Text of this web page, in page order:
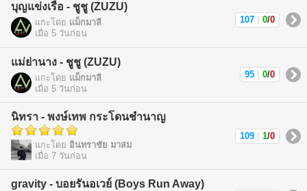
บุญแข่งเรือ - ชูชู (ZUZU)
แกะโดย แม็กมาลี
เมื่อ 5 วันก่อน
107 0/0
แม่ย่านาง - ชูชู (ZUZU)
แกะโดย แม็กมาลี
เมื่อ 5 วันก่อน
95 0/0
นิทรา - พงษ์เทพ กระโดนชำนาญ
แกะโดย อินทราชัย มาสม
เมื่อ 7 วันก่อน
109 1/0
gravity - บอยรันอเวย์ (Boys Run Away)